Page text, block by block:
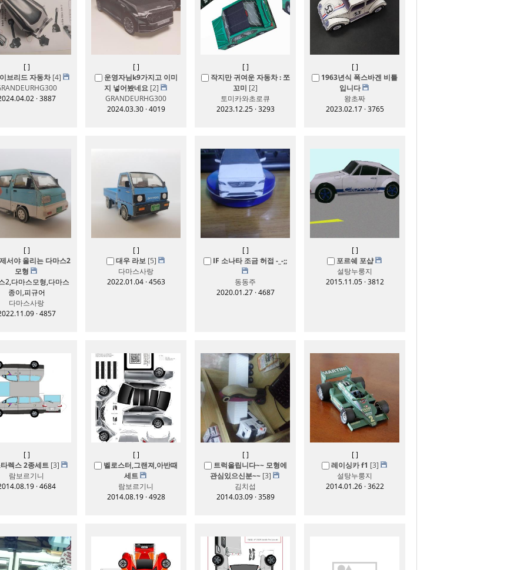
[]
브리드 자동차 [4]
· 3887
[]
운영자님k9가지고 이미
지 넣어봤네요 [2]
GRANDEURHG300
2024.03.30 · 4019
[]
작지만 귀여운 자동차 : 쪼
꼬미 [2]
토미카와초로큐
2023.12.25 · 3293
[]
1963년식 폭스바겐 비틀
입니다
왕초짜
2023.02.17 · 3765
[]
서야 올리는 다마스2
모형
2,다마스모형,다마스
종이,피규어
다마스사랑
· 4857
[]
대우 라보 [5]
다마스사랑
2022.01.04 · 4563
[]
IF 소나타 조금 허접 -_-;;
동동주
2020.01.27 · 4687
[]
포르쉐 포샵
설탕누룽지
2015.11.05 · 3812
[]
렉스 2종세트 [3]
람보르기니
· 4684
[]
벨로스터,그랜져,아반때
세트
람보르기니
2014.08.19 · 4928
[]
트럭올립니다~~ 모형에
관심있으신분~~ [3]
김치섭
2014.03.09 · 3589
[]
레이싱카 f1 [3]
설탕누룽지
2014.01.26 · 3622